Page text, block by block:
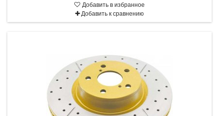
Добавить в избранное
Добавить к сравнению